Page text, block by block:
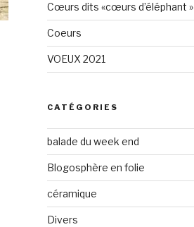
Cœurs dits «cœurs d’éléphant »
Coeurs
VOEUX 2021
CATÉGORIES
balade du week end
Blogosphère en folie
céramique
Divers